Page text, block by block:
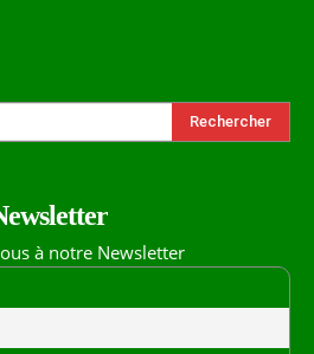
Rechercher
à notre Newsletter